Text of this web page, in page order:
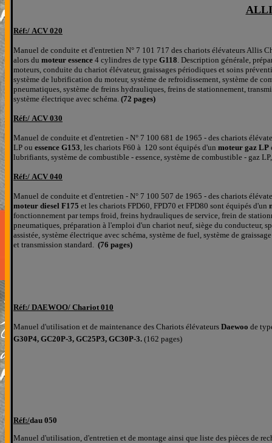
Réf:/ ACV 020
Manuel de conduite et d'entretien N° 7 101 717 des chariots élévateurs Allis
alors du moteur essence 4 cylindres de type G118. Description générale,
moteurs, conduite du chariot élévateur, graissages périodiques et soins
système de lubrification du moteur, système de refroidissement, système de
pneumatiques, système de freins hydrauliques, freins de stationnement,
système électrique avec schéma. (72 pages)
Réf:/ ACV 030
Manuel de conduite et d'entretien - N° 7 100 681 de 1965 - des chariots
LP ou essence G153, les chariots F60 à 120 sont équipés d'un moteur gaz LP
lubrifiants, système de combustible - essence, système de combustible - gaz
Réf:/ ACV 040
Manuel de conduite et d'entretien - N° 7 100 507 de 1965 - des chariots
moteur diesel F175 et les chariots FPD60, FPD70 et FPD80 sont équipés d'un
fonctionnement par temps froid, freins hydrauliques de service, frein de
pneumatiques, préparation à l'emploi d'un chariot neuf, siège du conducteur,
assistée, système électrique avec schéma, système de fuel, système de
et transmission standard. (76 pages)
Réf:/ DAEWOO/ Chariot 010
Manuel d'utilisation et de maintenance des Chariots élévateurs Daewoo de
G30P4, GC20P-3, GC25P3, GC30P-3. (162 pages)
Réf:/dau 050
Manuel d'utilisation, d'entretien et de montage ainsi que liste des pièces de